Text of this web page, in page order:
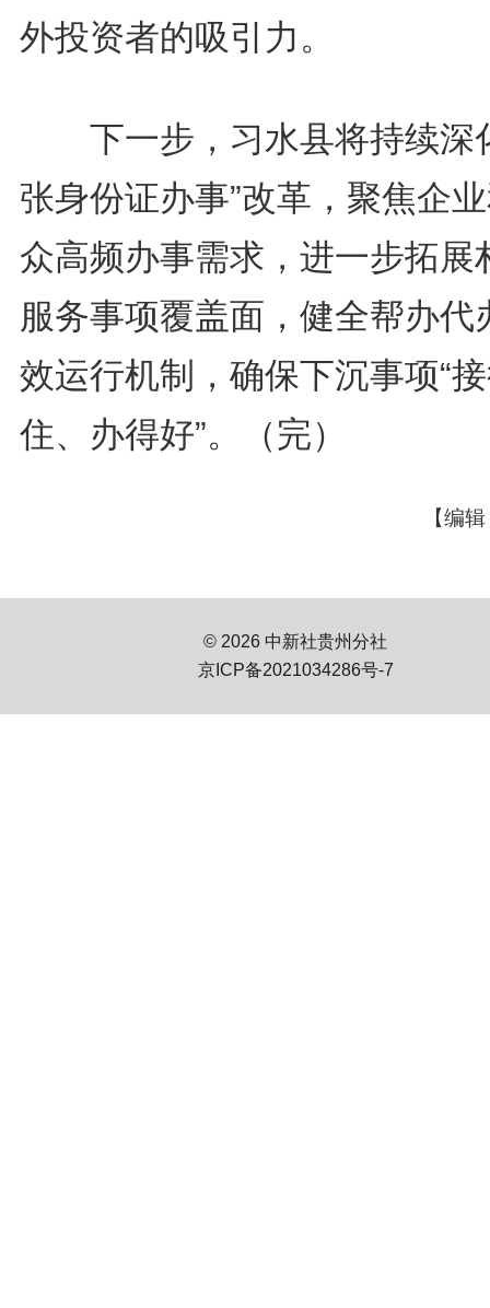
外投资者的吸引力。
下一步，习水县将持续深
张身份证办事”改革，聚焦企
众高频办事需求，进一步拓展
服务事项覆盖面，健全帮办代
效运行机制，确保下沉事项“
住、办得好”。（完）
【编
© 2026 中新社贵州分社
京ICP备2021034286号-7